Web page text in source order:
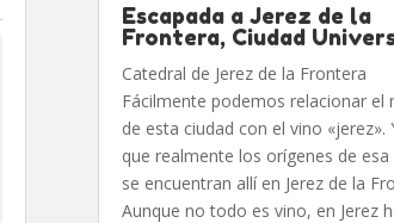
Escapada a Jerez de la
Frontera, Ciudad
Catedral de Jerez de la Frontera
Fácilmente podemos relacionar el
de esta ciudad con el vino «jerez».
que realmente los orígenes de esa
se encuentran allí en Jerez de la
Aunque no todo es vino, en Jerez